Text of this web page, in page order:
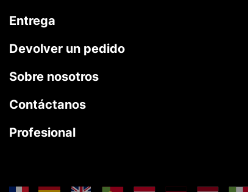
Entrega
Devolver un pedido
Sobre nosotros
Contáctanos
Profesional